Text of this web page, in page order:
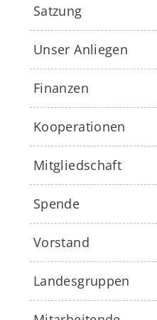
Satzung
Unser Anliegen
Finanzen
Kooperationen
Mitgliedschaft
Spende
Vorstand
Landesgruppen